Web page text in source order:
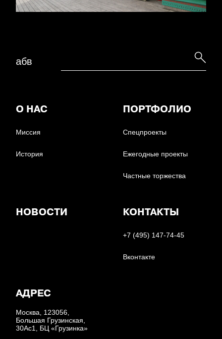
абв
О НАС
Миссия
История
ПОРТФОЛИО
Спецпроекты
Ежегодные проекты
Частные торжества
НОВОСТИ КОНТАКТЫ
+7 (495) 147-74-45
Вконтакте
АДРЕС
Москва, 123056,
Большая Грузинская,
30Ас1, БЦ «Грузинка»